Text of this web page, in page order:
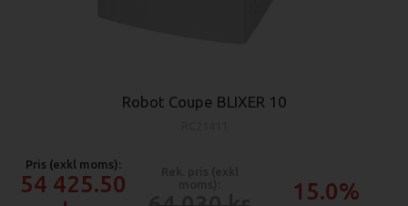
Robot Coupe BLIXER 10
Pris (exkl moms):
54 425.50 15.0%